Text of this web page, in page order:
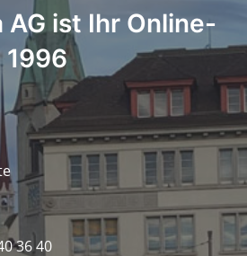
AG ist Ihr Online-
36 40